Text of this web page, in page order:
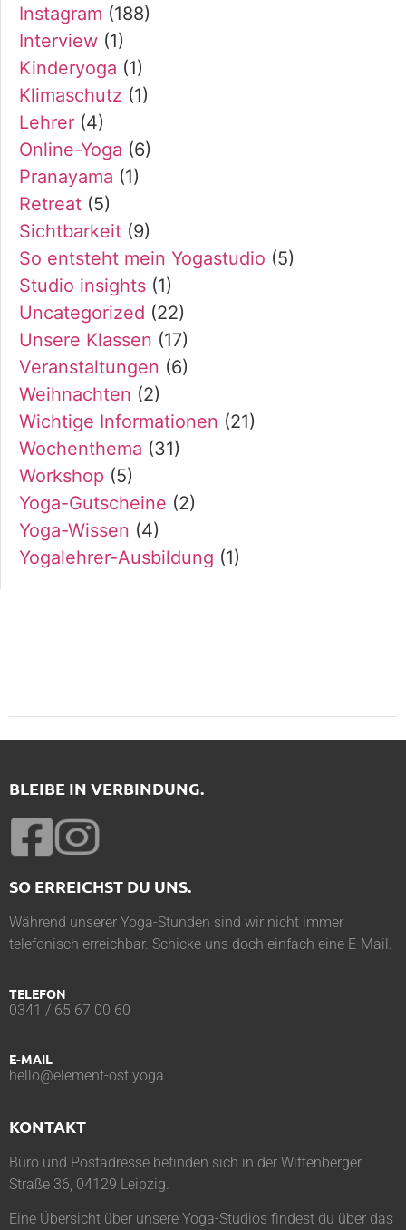
Instagram (188)
Interview (1)
Kinderyoga (1)
Klimaschutz (1)
Lehrer (4)
Online-Yoga (6)
Pranayama (1)
Retreat (5)
Sichtbarkeit (9)
So entsteht mein Yogastudio (5)
Studio insights (1)
Uncategorized (22)
Unsere Klassen (17)
Veranstaltungen (6)
Weihnachten (2)
Wichtige Informationen (21)
Wochenthema (31)
Workshop (5)
Yoga-Gutscheine (2)
Yoga-Wissen (4)
Yogalehrer-Ausbildung (1)
BLEIBE IN VERBINDUNG.
SO ERREICHST DU UNS.
Während unserer Yoga-Stunden sind wir nicht immer
telefonisch erreichbar. Schicke uns doch einfach eine E-Mail.
TELEFON
0341 / 65 67 00 60
E-MAIL
hello@element-ost.yoga
KONTAKT
Büro und Postadresse befinden sich in der Wittenberger
Straße 36, 04129 Leipzig.
Eine Übersicht über unsere Yoga-Studios findest du über das